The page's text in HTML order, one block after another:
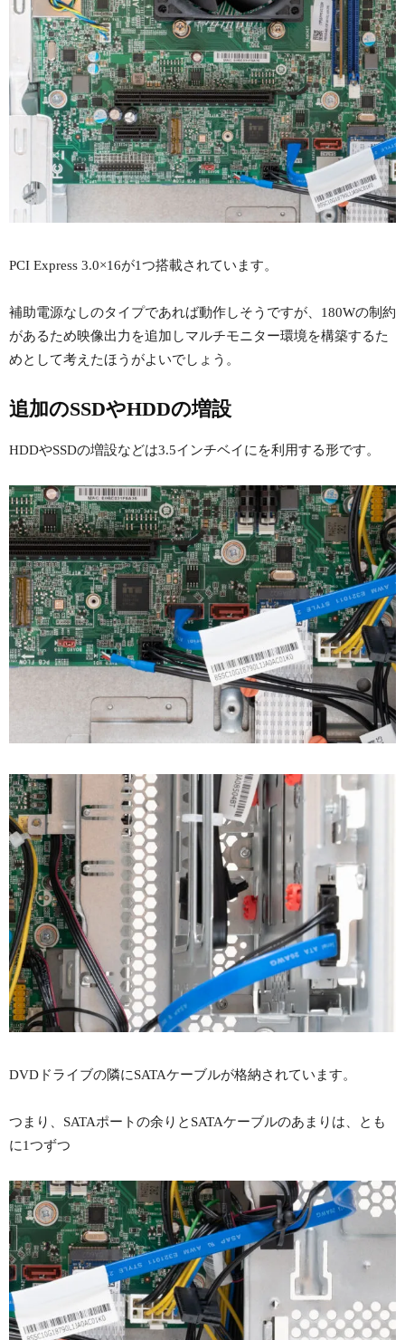
PCI Express 3.0×16が1つ搭載されています。
補助電源なしのタイプであれば動作しそうですが、180Wの制約
があるため映像出力を追加しマルチモニター環境を構築するた
めとして考えたほうがよいでしょう。
追加のSSDやHDDの増設
HDDやSSDの増設などは3.5インチベイにを利用する形です。
DVDドライブの隣にSATAケーブルが格納されています。
つまり、SATAポートの余りとSATAケーブルのあまりは、とも
に1つずつ